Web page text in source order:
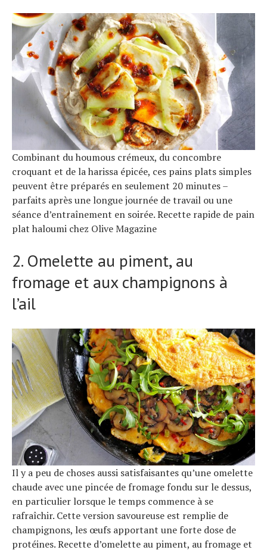
Combinant du houmous crémeux, du concombre
croquant et de la harissa épicée, ces pains plats simples
peuvent être préparés en seulement 20 minutes –
parfaits après une longue journée de travail ou une
séance d’entraînement en soirée. Recette rapide de pain
plat haloumi chez Olive Magazine
2. Omelette au piment, au
fromage et aux champignons à
l’ail
Il y a peu de choses aussi satisfaisantes qu’une omelette
chaude avec une pincée de fromage fondu sur le dessus,
en particulier lorsque le temps commence à se
rafraîchir. Cette version savoureuse est remplie de
champignons, les œufs apportant une forte dose de
protéines. Recette d’omelette au piment, au fromage et